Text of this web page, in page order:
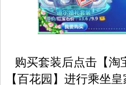
购买套装后点击【淘
【百花园】进行乘坐